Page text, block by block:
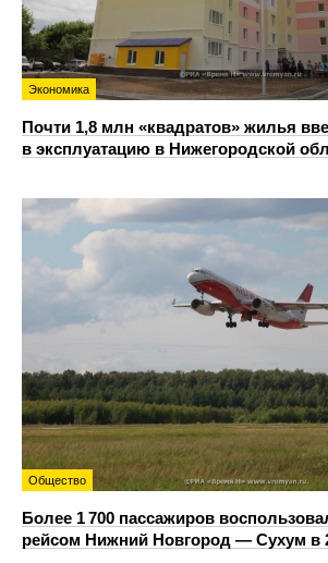
Экономика
Почти 1,8 млн «квадратов» жилья
в эксплуатацию в Нижегородской
Общество
Более 1 700 пассажиров
рейсом Нижний Новгород — Сухум в